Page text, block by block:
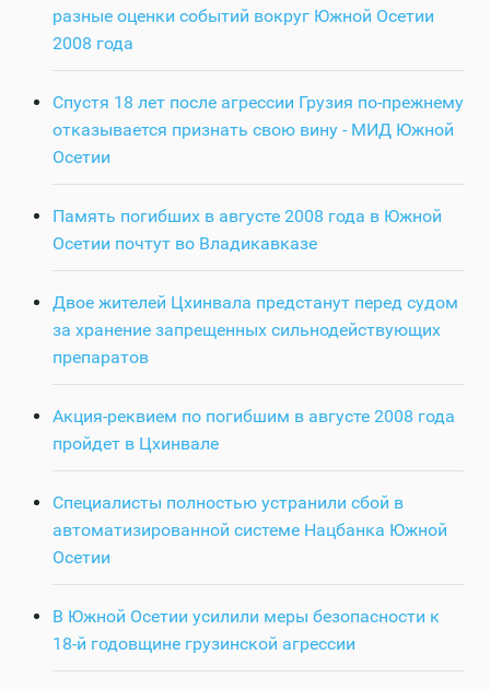
разные оценки событий вокруг Южной Осетии
2008 года
Спустя 18 лет после агрессии Грузия по-прежнему
отказывается признать свою вину - МИД Южной
Осетии
Память погибших в августе 2008 года в Южной
Осетии почтут во Владикавказе
Двое жителей Цхинвала предстанут перед судом
за хранение запрещенных сильнодействующих
препаратов
Акция-реквием по погибшим в августе 2008 года
пройдет в Цхинвале
Специалисты полностью устранили сбой в
автоматизированной системе Нацбанка Южной
Осетии
В Южной Осетии усилили меры безопасности к
18-й годовщине грузинской агрессии